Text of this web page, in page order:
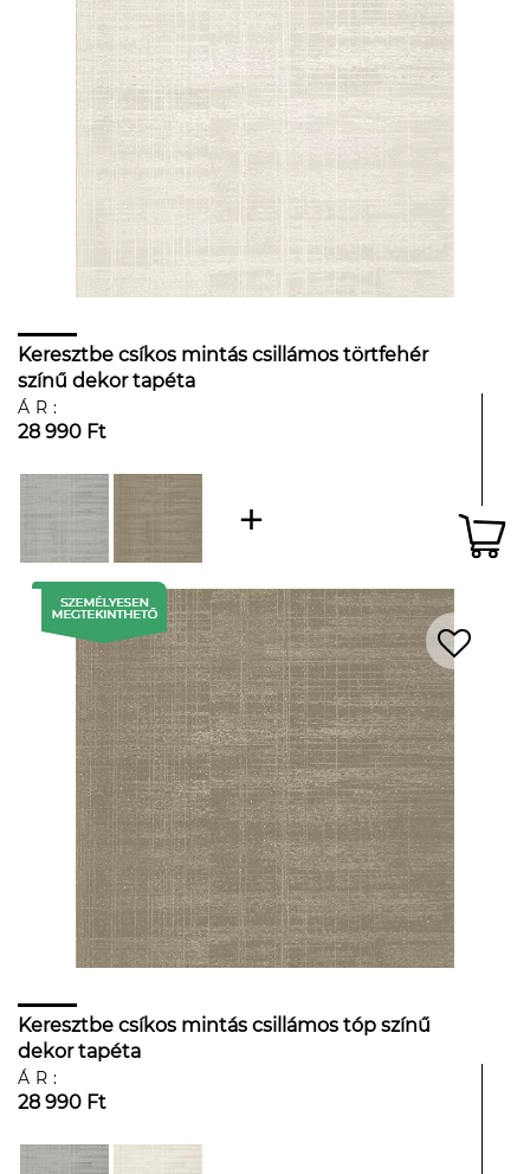
Keresztbe csíkos mintás csillámos törtfehér
színű dekor tapéta
ÁR:
28 990 Ft
Keresztbe csíkos mintás csillámos tóp színű
dekor tapéta
ÁR:
28 990 Ft